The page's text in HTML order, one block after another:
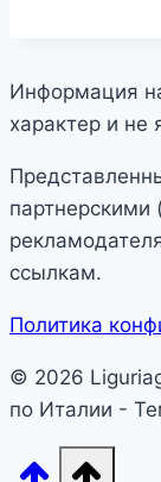
Информация
характер и не
ссылкам.
Политика
© 2026
по Италии -